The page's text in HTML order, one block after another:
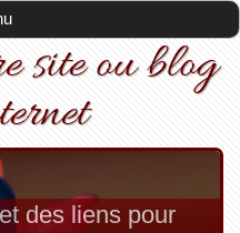
site ou blog
des liens pour